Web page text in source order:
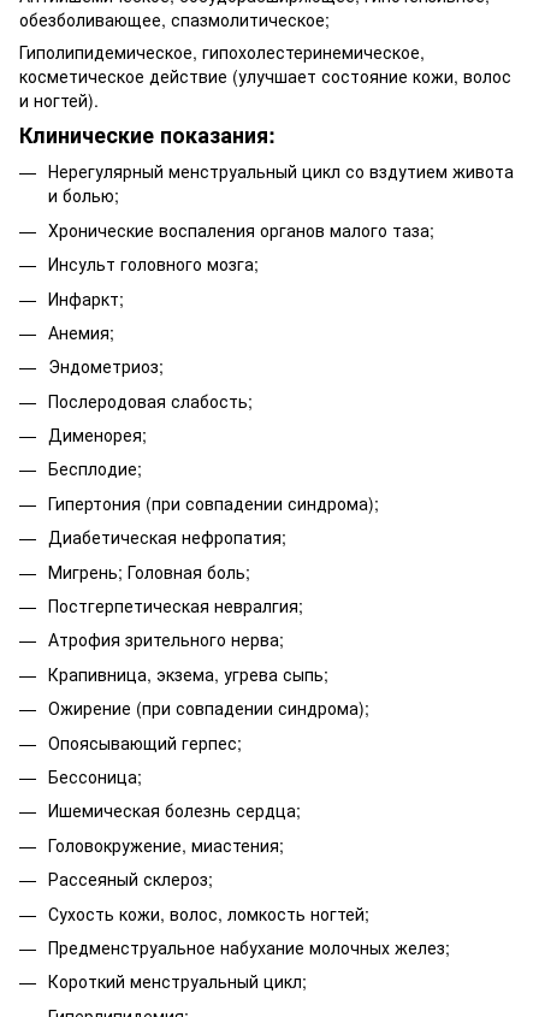
обезболивающее, спазмолитическое;
Гиполипидемическое, гипохолестеринемическое,
косметическое действие (улучшает состояние кожи, волос
и ногтей).
Клинические показания:
Нерегулярный менструальный цикл со вздутием живота
и болью;
Хронические воспаления органов малого таза;
Инсульт головного мозга;
Инфаркт;
Анемия;
Эндометриоз;
Послеродовая слабость;
Дименорея;
Бесплодие;
Гипертония (при совпадении синдрома);
Диабетическая нефропатия;
Мигрень; Головная боль;
Постгерпетическая невралгия;
Атрофия зрительного нерва;
Крапивница, экзема, угрева сыпь;
Ожирение (при совпадении синдрома);
Опоясывающий герпес;
Бессоница;
Ишемическая болезнь сердца;
Головокружение, миастения;
Рассеяный склероз;
Сухость кожи, волос, ломкость ногтей;
Предменструальное набухание молочных желез;
Короткий менструальный цикл;